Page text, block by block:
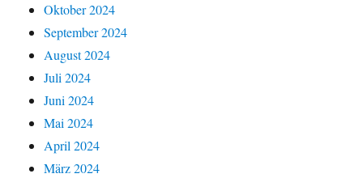
Oktober 2024
September 2024
August 2024
Juli 2024
Juni 2024
Mai 2024
April 2024
März 2024